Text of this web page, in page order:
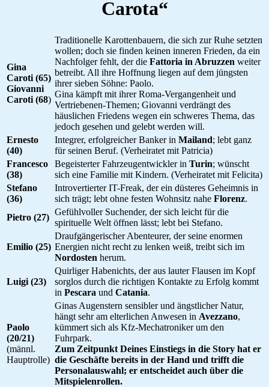
Carota“
Gina
Caroti (65)
Giovanni
Caroti (68)
Traditionelle Karottenbauern, die sich zur Ruhe setzten
wollen; doch sie finden keinen inneren Frieden, da ein
Nachfolger fehlt, der die Fattoria in Abruzzen weiter
betreibt. All ihre Hoffnung liegen auf dem jüngsten
ihrer sieben Söhne: Paolo.
Gina kämpft mit ihrer Roma-Vergangenheit und
Vertriebenen-Themen; Giovanni verdrängt des
häuslichen Friedens wegen ein schweres Thema, das
jedoch gesehen und gelebt werden will.
Ernesto
(40)
Integrer, erfolgreicher Banker in Mailand; lebt ganz
für seinen Beruf. (Verheiratet mit Patricia)
Francesco
(38)
Begeisterter Fahrzeugentwickler in Turin; wünscht
sich eine Familie mit Kindern. (Verheiratet mit Felicita)
Stefano
(36)
Introvertierter IT-Freak, der ein düsteres Geheimnis in
sich trägt; lebt ohne festen Wohnsitz nahe Florenz.
Pietro (27)
Gefühlvoller Suchender, der sich leicht für die
spirituelle Welt öffnen lässt; lebt bei Stefano.
Emilio (25)
Draufgängerischer Abenteurer, der seine enormen
Energien nicht recht zu lenken weiß, treibt sich im
Nordosten herum.
Luigi (23)
Quirliger Habenichts, der aus lauter Flausen im Kopf
sorglos durch die richtigen Kontakte zu Erfolg kommt
in Pescara und Catania.
Paolo
(20/21)
(männl.
Hauptrolle)
Ginas Augenstern sensibler und ängstlicher Natur,
hängt sehr am elterlichen Anwesen in Avezzano,
kümmert sich als Kfz-Mechatroniker um den
Fuhrpark.
Zum Zeitpunkt Deines Einstiegs in die Story hat er
die Geschäfte bereits in der Hand und trifft die
Personalauswahl; er entscheidet auch über die
Mitspielenrollen.